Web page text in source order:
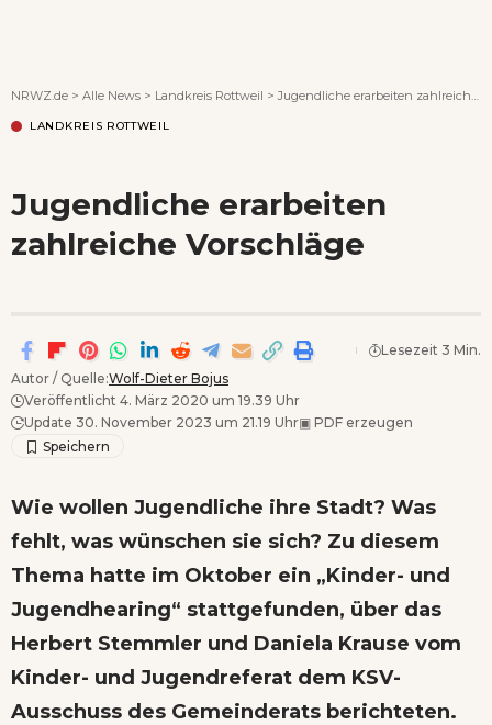
NRWZ.de > Alle News > Landkreis Rottweil >Jugendliche erarbeiten zahlreiche Vorschläge
LANDKREIS ROTTWEIL
Jugendliche erarbeiten
zahlreiche Vorschläge
Autor / Quelle:Wolf-Dieter Bojus
Veröffentlicht 4. März 2020 um 19.39 Uhr
Update 30. November 2023 um 21.19 Uhr▣ PDF erzeugen
Lesezeit 3 Min.
Wie wollen Jugendliche ihre Stadt? Was
fehlt, was wünschen sie sich? Zu diesem
Thema hatte im Oktober ein „Kinder- und
Jugendhearing“ stattgefunden, über das
Herbert Stemmler und Daniela Krause vom
Kinder- und Jugendreferat dem KSV-
Ausschuss des Gemeinderats berichteten.